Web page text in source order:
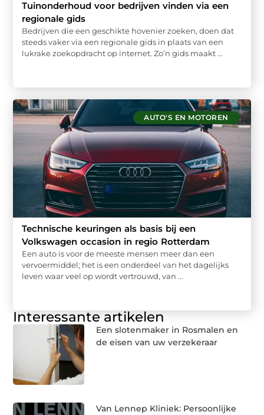
Tuinonderhoud voor bedrijven vinden via een
regionale gids
Bedrijven die een geschikte hovenier zoeken, doen dat
steeds vaker via een regionale gids in plaats van een
lukrake zoekopdracht op internet. Zo’n gids maakt ...
AUTO'S EN MOTOREN
Technische keuringen als basis bij een
Volkswagen occasion in regio Rotterdam
Een auto is voor de meeste mensen meer dan een
vervoermiddel; het is een onderdeel van het dagelijks
leven waar veel op wordt vertrouwd, van ...
Interessante artikelen
Een slotenmaker in Rosmalen en
de eisen van uw verzekeraar
Van Lennep Kliniek: Persoonlijke